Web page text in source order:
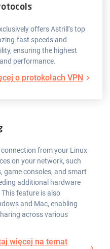
offers Astrill’s top
fast speeds and
ensuring the highest
performance.
o protokołach VPN
connection from your Linux
on your network, such
game consoles, and smart
additional hardware
feature is also
and Mac, enabling
across various
więcej na temat